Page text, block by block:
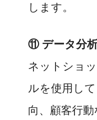
します。
⑪ データ分
ネットショ
ルを使用し
向、顧客行